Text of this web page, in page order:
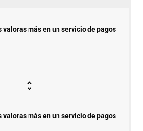
valoras más en un servicio de pagos
valoras más en un servicio de pagos